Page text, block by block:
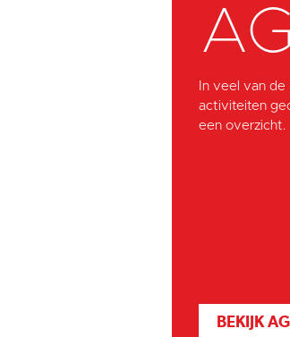
In veel van
activiteiten
een overzicht.
BEKIJK